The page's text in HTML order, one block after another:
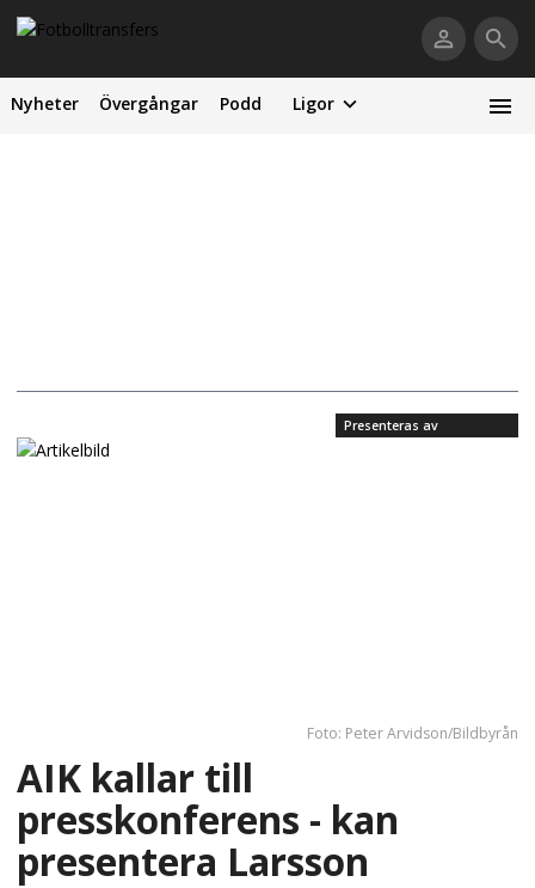
Nyheter Övergångar Podd Ligor
Presenteras av
Foto: Peter Arvidson/Bildbyrån
AIK kallar till
presskonferens - kan
presentera Larsson